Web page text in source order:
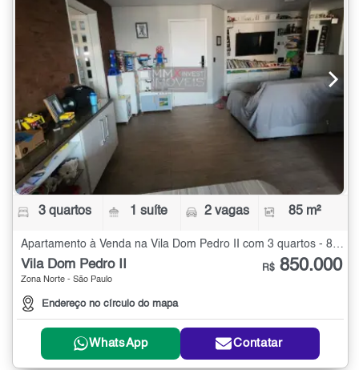
3 quartos 1 suíte 2 vagas 85 m²
Apartamento à Venda na Vila Dom Pedro II com 3 quartos - 85 m²
Vila Dom Pedro II
Zona Norte - São Paulo
Endereço no círculo do mapa
R$ 850.000
WhatsApp Contatar